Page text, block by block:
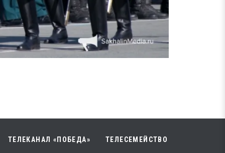
ТЕЛЕКАНАЛ «ПОБЕДА» ТЕЛЕСЕМЕЙСТВО